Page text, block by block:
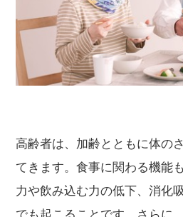
高齢者は、加齢とともに体の
てきます。食事に関わる機能
力や飲み込む力の低下、消化
でも起こることです。さらに